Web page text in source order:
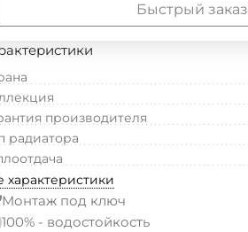
Быстрый заказ
производителя
радиатора
характеристики
Монтаж под ключ
100% - водостойкость